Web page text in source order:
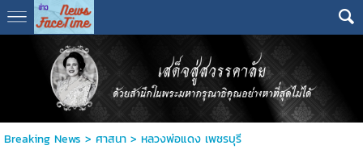
Breaking News > ศาสนา> หลวงพ่อแดง เพชรบุรี